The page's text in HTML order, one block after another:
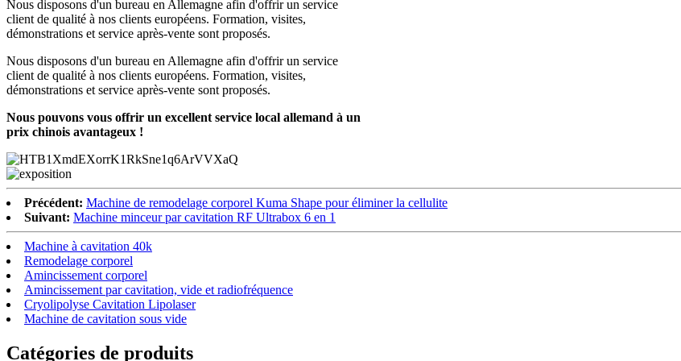
Nous disposons d'un bureau en Allemagne afin d'offrir un service
client de qualité à nos clients européens. Formation, visites,
démonstrations et service après-vente sont proposés.
Nous disposons d'un bureau en Allemagne afin d'offrir un service
client de qualité à nos clients européens. Formation, visites,
démonstrations et service après-vente sont proposés.
Nous pouvons vous offrir un excellent service local allemand à un
prix chinois avantageux !
Précédent: Machine de remodelage corporel Kuma Shape pour éliminer la cellulite
Suivant: Machine minceur par cavitation RF Ultrabox 6 en 1
Machine à cavitation 40k
Remodelage corporel
Amincissement corporel
Amincissement par cavitation, vide et radiofréquence
Cryolipolyse Cavitation Lipolaser
Machine de cavitation sous vide
Catégories de produits